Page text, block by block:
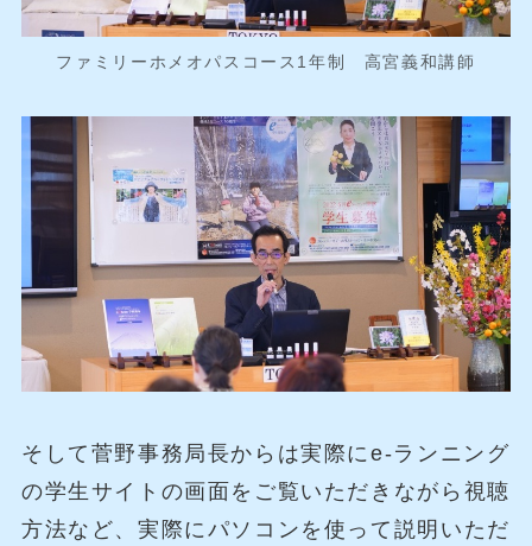
ファミリーホメオパスコース1年制 高宮義和講師
そして菅野事務局長からは実際にe-ランニング
の学生サイトの画面をご覧いただきながら視聴
方法など、実際にパソコンを使って説明いただ